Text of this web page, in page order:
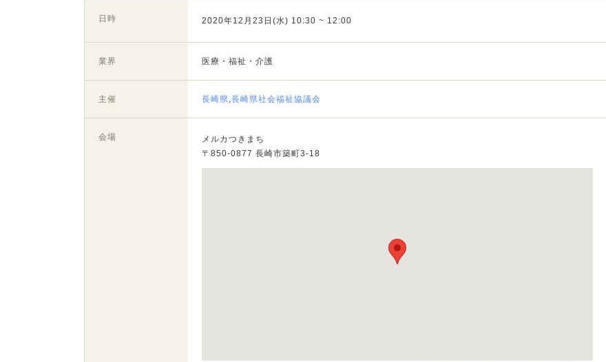
日時 2020年12月23日(水) 10:30 ~ 12:00
業界 医療・福祉・介護
主催 長崎県,長崎県社会福祉協議会
会場
メルカつきまち
〒850-0877 長崎市築町3-18